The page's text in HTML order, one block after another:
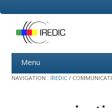
Menu
content
NAVIGATION : IREDIC /